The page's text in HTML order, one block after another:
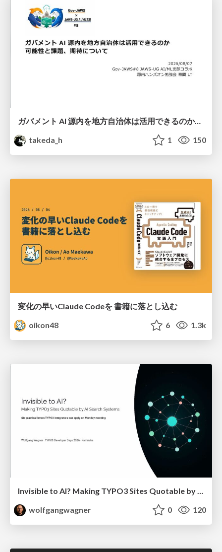
ガバメント AI 源内を地方自治体は活用できるのか 可能性と課題、期待について
takeda_h
1 150
変化の早いClaude Codeを 書籍に落とし込む
oikon48
6 1.3k
Invisible to AI? Making TYPO3 Sites Quotable by AI Search Systems
wolfgangwagner
0 120